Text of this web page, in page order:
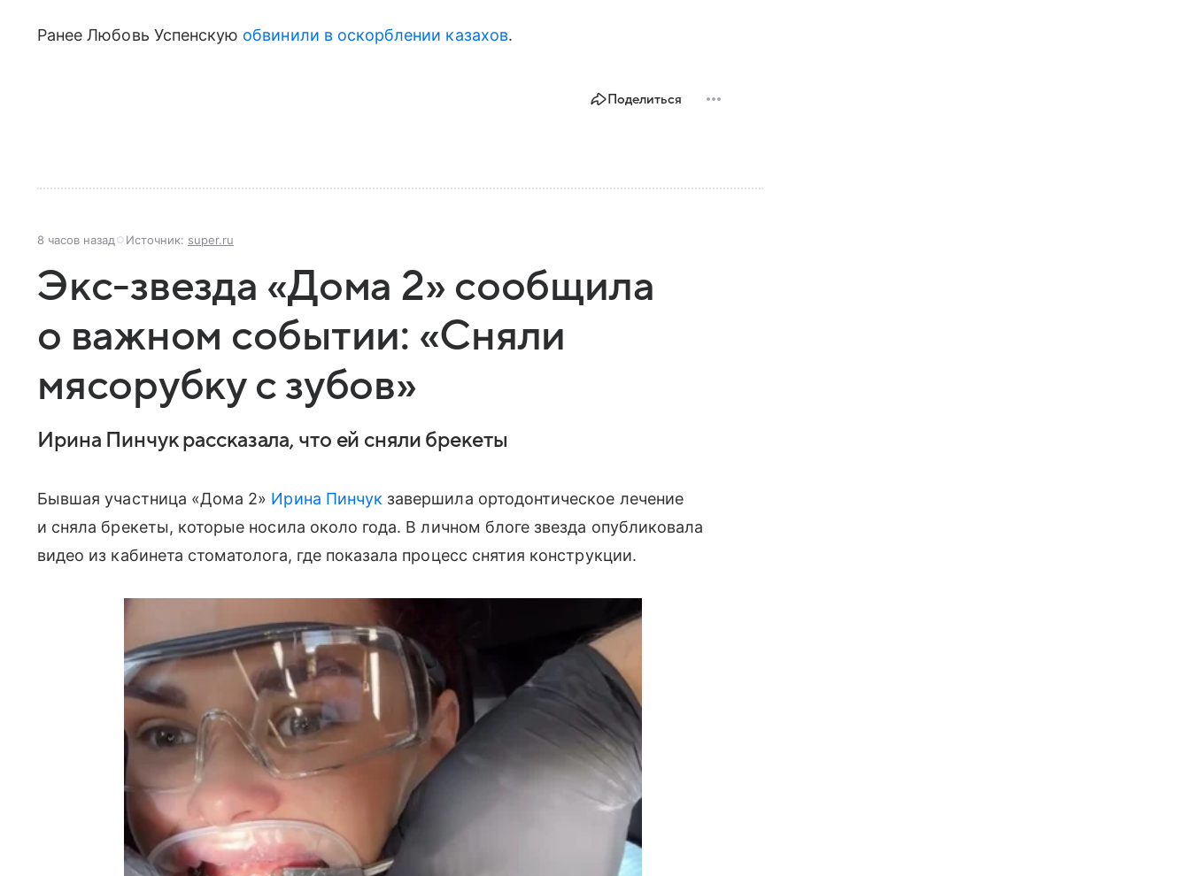
Ранее Любовь Успенскую обвинили в оскорблении казахов.
Поделиться
8 часов назад Источник: super.ru
Экс-звезда «Дома 2» сообщила
о важном событии: «Сняли
мясорубку с зубов»
Ирина Пинчук рассказала, что ей сняли брекеты
Бывшая участница «Дома 2» Ирина Пинчук завершила ортодонтическое лечение
и сняла брекеты, которые носила около года. В личном блоге звезда опубликовала
видео из кабинета стоматолога, где показала процесс снятия конструкции.